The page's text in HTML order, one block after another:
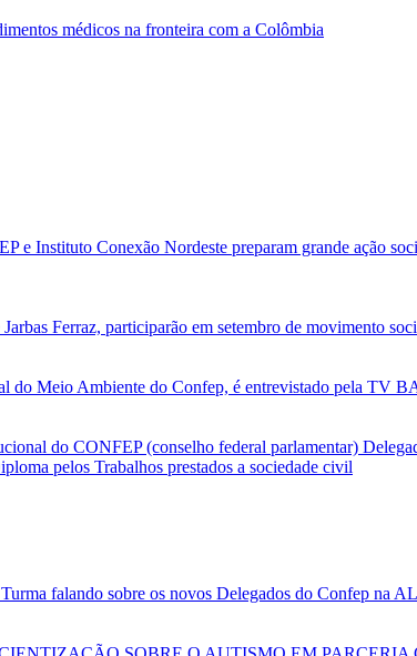
médicos na fronteira com a Colômbia
e Instituto Conexão Nordeste preparam grande ação
Ferraz, participarão em setembro de movimento
do Meio Ambiente do Confep, é entrevistado pela TV
do CONFEP (conselho federal parlamentar)
pelos Trabalhos prestados a sociedade civil
falando sobre os novos Delegados do Confep na